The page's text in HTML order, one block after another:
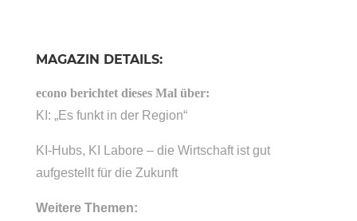
MAGAZIN DETAILS:
econo berichtet dieses Mal über:
KI: „Es funkt in der Region“
KI-Hubs, KI Labore – die Wirtschaft ist gut
aufgestellt für die Zukunft
Weitere Themen: